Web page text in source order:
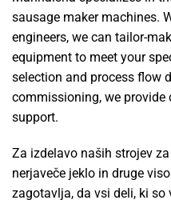
sausage maker machines.
engineers, we can tailor-
equipment to meet your
selection and process flow
commissioning, we provide
support.
Za izdelavo naših strojev
nerjaveče jeklo in druge
zagotavlja, da vsi deli, ki